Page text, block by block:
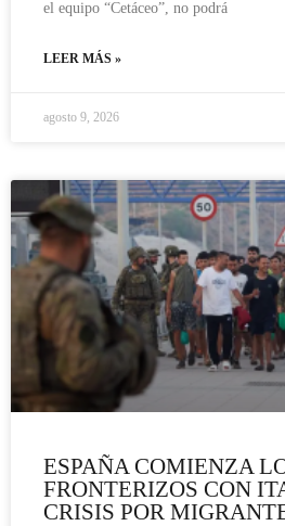
el equipo “Cetáceo”, no podrá
LEER MÁS »
agosto 9, 2026
ESPAÑA COMIENZA
FRONTERIZOS CON
CRISIS POR